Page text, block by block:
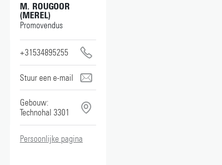
M. ROUGOOR
(MEREL)
Promovendus
+31534895255
m.rougoor@utwente.nl
Gebouw:
Technohal 3301
Persoonlijke pagina